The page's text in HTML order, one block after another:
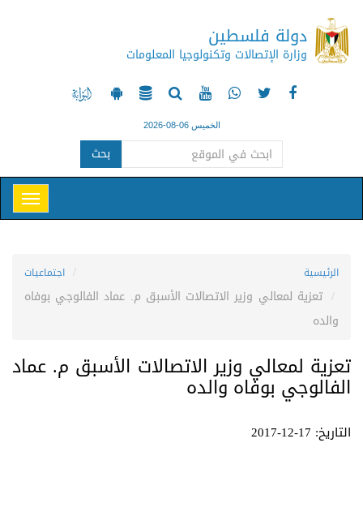
دولة فلسطين
وزارة الإتصالات وتكنولوجيا المعلومات
الخميس 06-08-2026
بحث
الرئيسية اجتماعيات
تعزية لمعالي وزير الاتصالات الأسبق م. عماد الفالوجي بوفاه
والده
تعزية لمعالي وزير الاتصالات الأسبق م. عماد
الفالوجي بوفاه والده
التاريخ: 17-12-2017